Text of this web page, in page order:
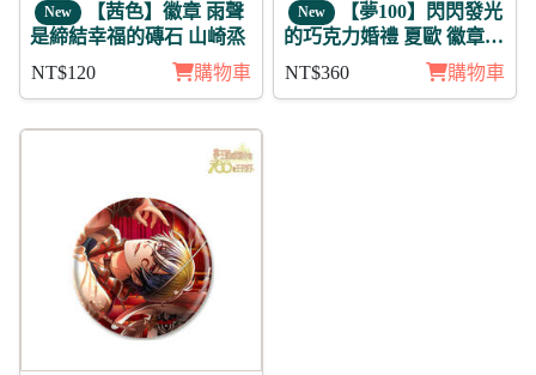
New 【茜色】徽章 雨聲
是締結幸福的磚石 山崎烝
NT$120
購物車
New 【夢100】閃閃發光
的巧克力婚禮 夏歐 徽章3
NT$360 購物車